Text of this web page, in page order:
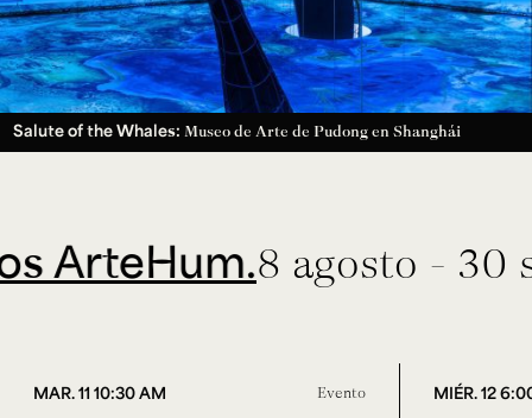
Salute of the Whales: Museo de Arte de Pudong en Shanghái
8 agosto - 30
MAR. 11 10:30 AM Evento MIÉR. 12